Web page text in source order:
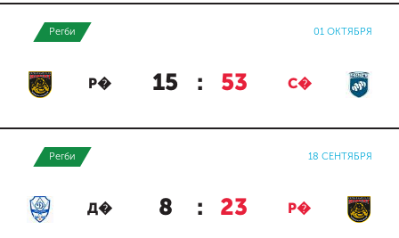
Регби 01 ОКТЯБРЯ
Р� 15 : 53 С�
Регби 18 СЕНТЯБРЯ
Д� 8 : 23 Р�